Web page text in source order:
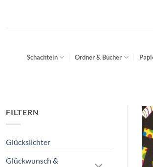
Schachteln Ordner & Bücher
FILTERN
Glückslichter
Glückwunsch &